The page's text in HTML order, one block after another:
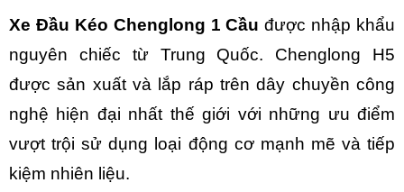
Xe Đầu Kéo Chenglong 1 Cầu được nhập khẩu
nguyên chiếc từ Trung Quốc. Chenglong H5
được sản xuất và lắp ráp trên dây chuyền công
nghệ hiện đại nhất thế giới với những ưu điểm
vượt trội sử dụng loại động cơ mạnh mẽ và tiếp
kiệm nhiên liệu.